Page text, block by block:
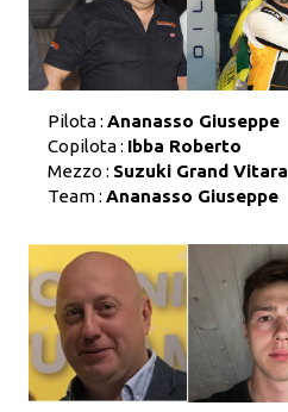
Pilota : Ananasso Giuseppe
Copilota : Ibba Roberto
Mezzo : Suzuki Grand Vitara
Team : Ananasso Giuseppe